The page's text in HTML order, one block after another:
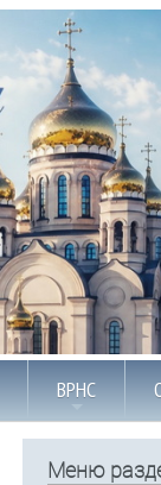
ВРНС
Меню